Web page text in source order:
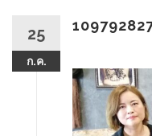
25
ก.ค.